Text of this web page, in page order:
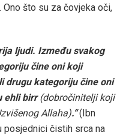
što su za čovjeka oči,
ljudi. Između svakog
čine oni koji
drugu kategoriju čine oni
ehli birr(dobročinitelji koji
Allaha).“(Ibn
posjednici čistih srca na